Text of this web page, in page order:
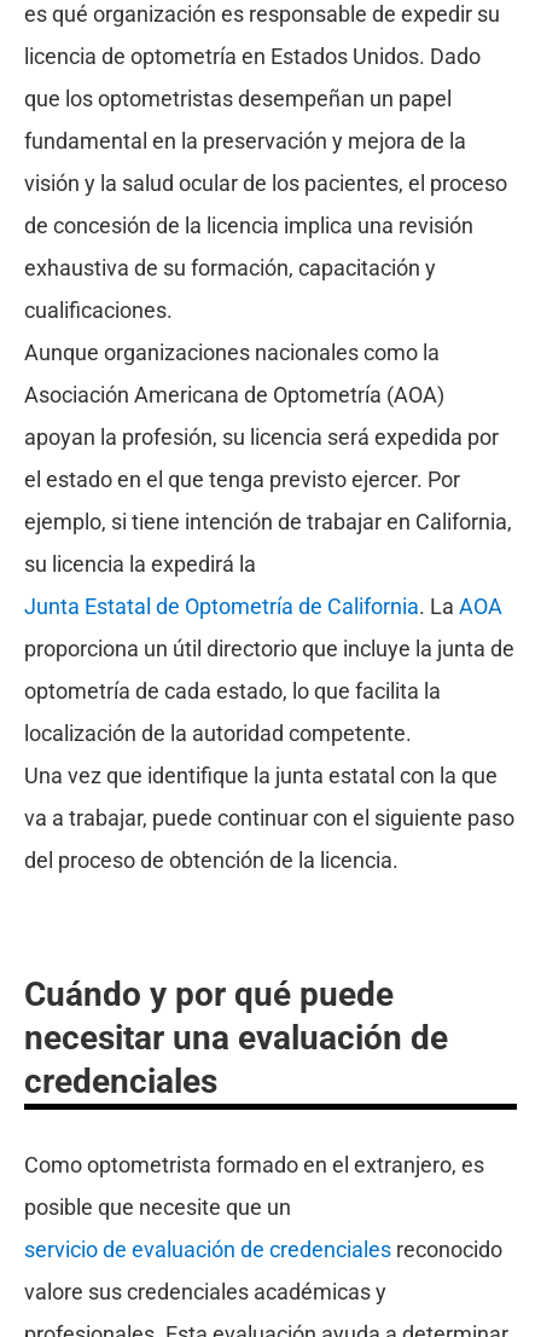
es qué organización es responsable de expedir su
licencia de optometría en Estados Unidos. Dado
que los optometristas desempeñan un papel
fundamental en la preservación y mejora de la
visión y la salud ocular de los pacientes, el proceso
de concesión de la licencia implica una revisión
exhaustiva de su formación, capacitación y
cualificaciones.
Aunque organizaciones nacionales como la
Asociación Americana de Optometría (AOA)
apoyan la profesión, su licencia será expedida por
el estado en el que tenga previsto ejercer. Por
ejemplo, si tiene intención de trabajar en California,
su licencia la expedirá la
Junta Estatal de Optometría de California. La AOA
proporciona un útil directorio que incluye la junta de
optometría de cada estado, lo que facilita la
localización de la autoridad competente.
Una vez que identifique la junta estatal con la que
va a trabajar, puede continuar con el siguiente paso
del proceso de obtención de la licencia.
Cuándo y por qué puede
necesitar una evaluación de
credenciales
Como optometrista formado en el extranjero, es
posible que necesite que un
servicio de evaluación de credenciales reconocido
valore sus credenciales académicas y